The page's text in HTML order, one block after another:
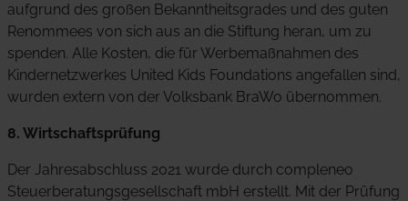
aufgrund des großen Bekanntheitsgrades und des guten
Renommees von sich aus an die Stiftung heran, um zu
spenden. Alle Kosten, die für Werbemaßnahmen des
Kindernetzwerkes United Kids Foundations angefallen sind,
wurden extern von der Volksbank BraWo übernommen.
8. Wirtschaftsprüfung
Der Jahresabschluss 2021 wurde durch compleneo
Steuerberatungsgesellschaft mbH erstellt. Mit der Prüfung